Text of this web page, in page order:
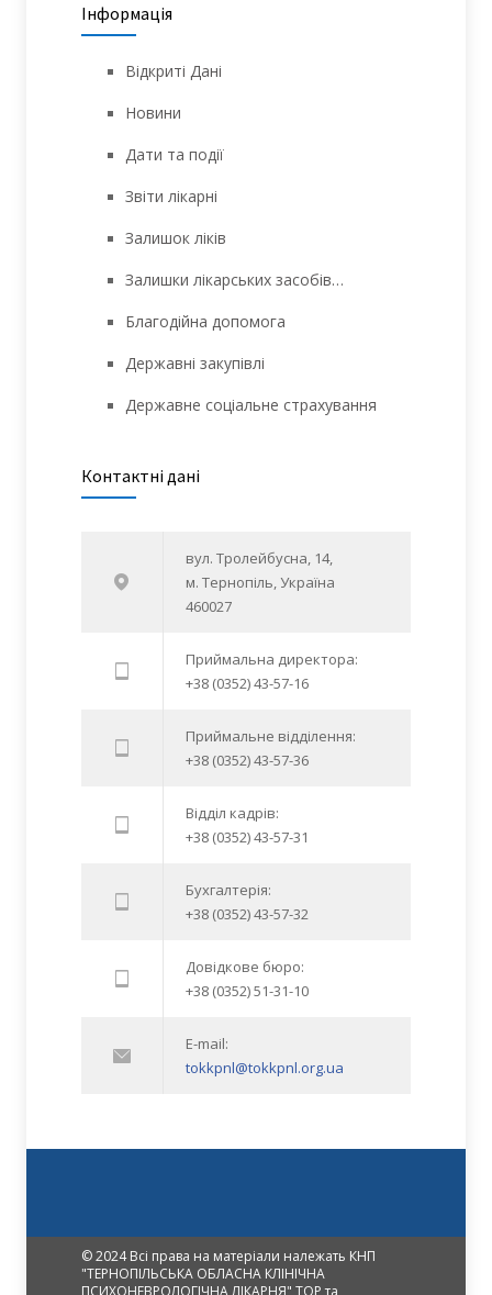
Інформація
Відкриті Дані
Новини
Дати та події
Звіти лікарні
Залишок ліків
Залишки лікарських засобів…
Благодійна допомога
Державні закупівлі
Державне соціальне страхування
Контактні дані
вул. Тролейбусна, 14,
м. Тернопіль, Україна
460027
Приймальна директора:
+38 (0352) 43-57-16
Приймальне відділення:
+38 (0352) 43-57-36
Відділ кадрів:
+38 (0352) 43-57-31
Бухгалтерія:
+38 (0352) 43-57-32
Довідкове бюро:
+38 (0352) 51-31-10
E-mail:
tokkpnl@tokkpnl.org.ua
© 2024 Всі права на матеріали належать КНП
"ТЕРНОПІЛЬСЬКА ОБЛАСНА КЛІНІЧНА
ПСИХОНЕВРОЛОГІЧНА ЛІКАРНЯ" ТОР та